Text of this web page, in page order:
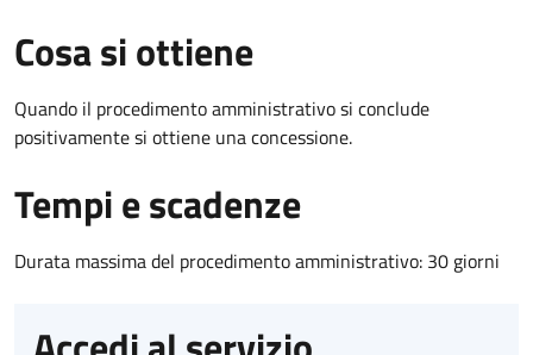
Cosa si ottiene
Quando il procedimento amministrativo si conclude
positivamente si ottiene una concessione.
Tempi e scadenze
Durata massima del procedimento amministrativo: 30 giorni